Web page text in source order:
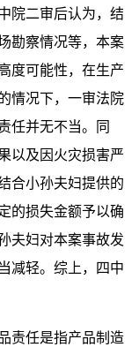
院二审后认为，结
勘察情况等，本案
度可能性，在生产
情况下，一审法院
任并无不当。同
以及因火灾损害严
合小孙夫妇提供的
的损失金额予以确
夫妇对本案事故发
减轻。综上，四中
责任是指产品制造